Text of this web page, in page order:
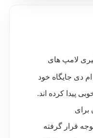
لامپ های
دی جایگاه خود
پیدا کرده اند.
برای
قرار گرفته